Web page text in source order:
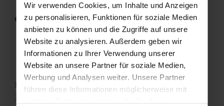
Wir verwenden Cookies, um Inhalte und Anzeigen
zu personalisieren, Funktionen für soziale Medien
anbieten zu können und die Zugriffe auf unsere
Website zu analysieren. Außerdem geben wir
Informationen zu Ihrer Verwendung unserer
Website an unsere Partner für soziale Medien,
Werbung und Analysen weiter. Unsere Partner
führen diese Informationen möglicherweise mit
weiteren Daten zusammen, die Sie ihnen
Kostenfrei und umweltbewusst Anreisen
Mit dem Guest Mobility Ticket